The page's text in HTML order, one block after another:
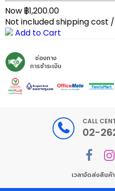
Now ฿1,200.00
Not included shipping cost /
Add to Cart
ช่องทาง
การชำระเงิน
CALL
02-
เวลาจัดส่งสินค้